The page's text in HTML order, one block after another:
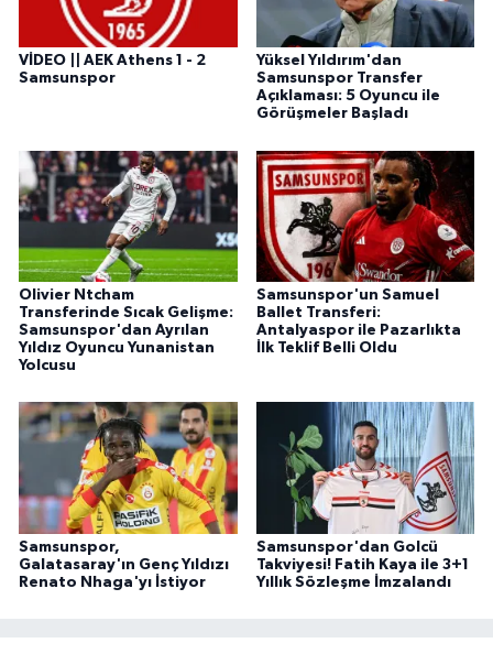
VİDEO || AEK Athens 1 - 2
Samsunspor
Yüksel Yıldırım'dan
Samsunspor Transfer
Açıklaması: 5 Oyuncu ile
Görüşmeler Başladı
Olivier Ntcham
Transferinde Sıcak Gelişme:
Samsunspor'dan Ayrılan
Yıldız Oyuncu Yunanistan
Yolcusu
Samsunspor'un Samuel
Ballet Transferi:
Antalyaspor ile Pazarlıkta
İlk Teklif Belli Oldu
Samsunspor,
Galatasaray'ın Genç Yıldızı
Renato Nhaga'yı İstiyor
Samsunspor'dan Golcü
Takviyesi! Fatih Kaya ile 3+1
Yıllık Sözleşme İmzalandı